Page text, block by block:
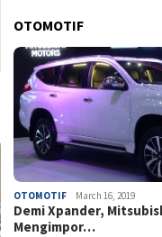
OTOMOTIF
OTOMOTIF March 16, 2019
Demi Xpander,
Mengimpor…